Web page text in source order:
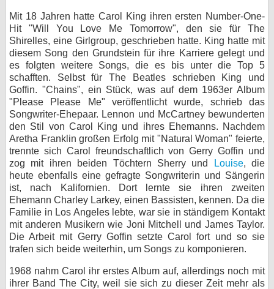
Mit 18 Jahren hatte Carol King ihren ersten Number-One-
Hit "Will You Love Me Tomorrow", den sie für The
Shirelles, eine Girlgroup, geschrieben hatte. King hatte mit
diesem Song den Grundstein für ihre Karriere gelegt und
es folgten weitere Songs, die es bis unter die Top 5
schafften. Selbst für The Beatles schrieben King und
Goffin. "Chains", ein Stück, was auf dem 1963er Album
"Please Please Me" veröffentlicht wurde, schrieb das
Songwriter-Ehepaar. Lennon und McCartney bewunderten
den Stil von Carol King und ihres Ehemanns. Nachdem
Aretha Franklin großen Erfolg mit "Natural Woman" feierte,
trennte sich Carol freundschaftlich von Gerry Goffin und
zog mit ihren beiden Töchtern Sherry und
Louise, die
heute ebenfalls eine gefragte Songwriterin und Sängerin
ist, nach Kalifornien. Dort lernte sie ihren zweiten
Ehemann Charley Larkey, einen Bassisten, kennen. Da die
Familie in Los Angeles lebte, war sie in ständigem Kontakt
mit anderen Musikern wie Joni Mitchell und James Taylor.
Die Arbeit mit Gerry Goffin setzte Carol fort und so sie
trafen sich beide weiterhin, um Songs zu komponieren.
1968 nahm Carol ihr erstes Album auf, allerdings noch mit
ihrer Band The City, weil sie sich zu dieser Zeit mehr als
Datenschutz
Cookie-Einstellungen
Impressum
Desktop-Ansicht
myFanbase